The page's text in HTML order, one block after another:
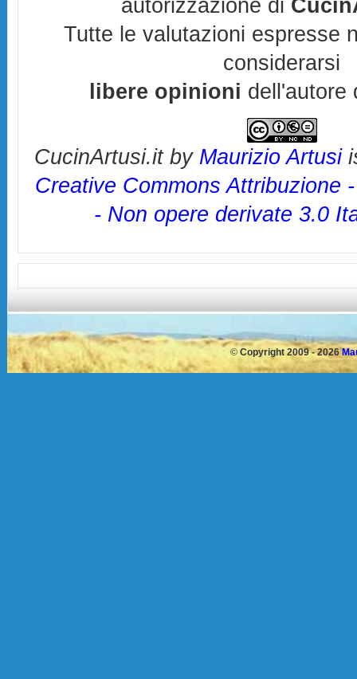
autorizzazione di
Tutte le valutazioni espresse
considerarsi
libere opinioni dell'autore
CucinArtusi.itby Maurizio Artusi
Creative Commons Attribuzione
- Non opere derivate 3.0
© Copyright 2009 - 2026